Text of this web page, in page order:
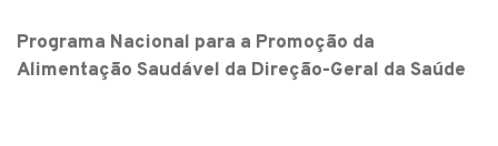
Programa Nacional para a Promoção da
Alimentação Saudável da Direção-Geral da Saúde